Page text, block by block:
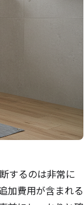
するのは非常に
加費用が含まれる